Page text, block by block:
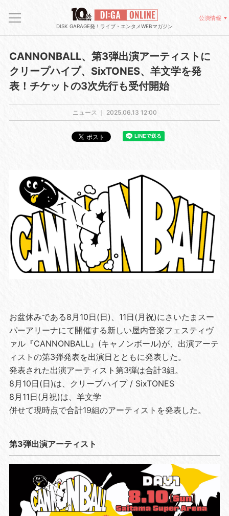
DISK GARAGE発！ライブ・エンタメWEBマガジン
公演情報
CANNONBALL、第3弾出演アーティストに
クリープハイプ、SixTONES、⽺⽂学を発
表！チケットの3次先⾏も受付開始
ニュース ｜ 2025.06.13 12:00
お盆休みである8⽉10⽇(⽇)、11⽇(⽉祝)にさいたまスー
パーアリーナにて開催する新しい屋内⾳楽フェスティヴ
ァル『CANNONBALL』(キャノンボール)が、出演アーテ
ィストの第3弾発表を出演⽇とともに発表した。
発表された出演アーティスト第3弾は合計3組。
8⽉10⽇(⽇)は、クリープハイプ / SixTONES
8⽉11⽇(⽉祝)は、⽺⽂学
併せて現時点で合計19組のアーティストを発表した。
第3弾出演アーティスト